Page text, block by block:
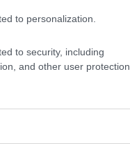
to personalization.
to security, including
and other user protection.
i nostri tifosi
parquet.”
in casa e la